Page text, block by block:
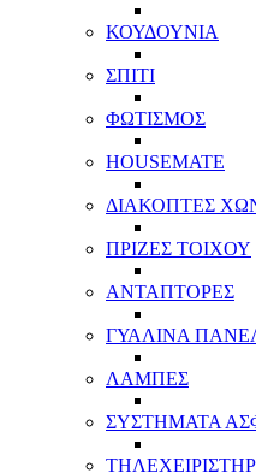
ΚΟΥΔΟΥΝΙΑ
ΣΠΙΤΙ
ΦΩΤΙΣΜΟΣ
HOUSEMATE
ΔΙΑΚΟΠΤΕΣ
ΠΡΙΖΕΣ ΤΟΙΧΟΥ
ΑΝΤΑΠΤΟΡΕΣ
ΓΥΑΛΙΝΑ
ΛΑΜΠΕΣ
ΣΥΣΤΗΜΑΤΑ